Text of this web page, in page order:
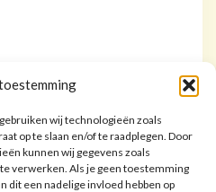
wij technologieën zoals
op te slaan en/of te raadplegen. Door
kunnen wij gegevens zoals
verwerken. Als je geen toestemming
dit een nadelige invloed hebben op